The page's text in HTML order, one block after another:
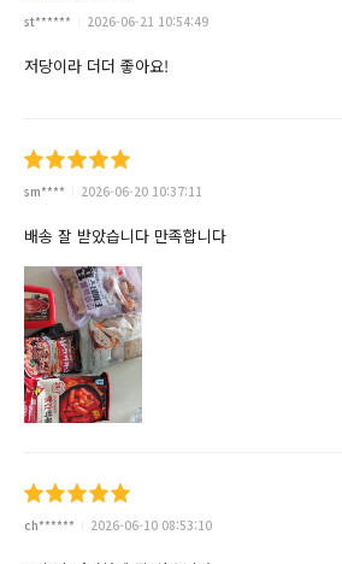
st****** 2026-06-21 10:54:49
저당이라 더더 좋아요!
sm**** 2026-06-20 10:37:11
배송 잘 받았습니다 만족합니다
ch****** 2026-06-10 08:53:10